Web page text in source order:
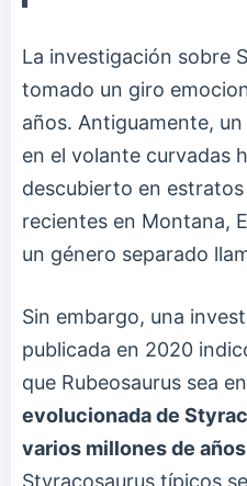
La investigación sobre
tomado un giro
años. Antiguamente,
en el volante curvadas
descubierto en
recientes en Montana,
un género separado
Sin embargo, una
publicada en 2020
que Rubeosaurus sea
evolucionada de
varios millones de años
Styracosaurus típicos